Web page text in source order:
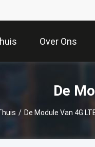
Over Ons
De
/ De Module Van 4G